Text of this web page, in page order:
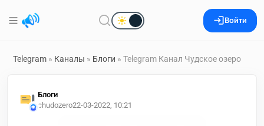
Войти
Telegram » Каналы » Блоги » Telegram Канал Чудское озеро
Блоги
chudozero22-03-2022, 10:21